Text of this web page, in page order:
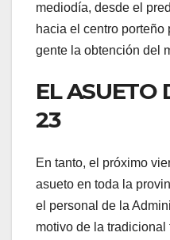
mediodía, desde el
hacia el centro porteño
gente la obtención del
EL ASUETO
23
En tanto, el próximo
asueto en toda la
el personal de la
motivo de la